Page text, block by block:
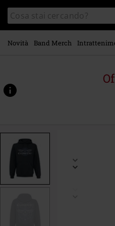
contenuto
principale
Cerca
nel
catalogo
Novità Band Merch
www.emp-
p/dark-
519902.html